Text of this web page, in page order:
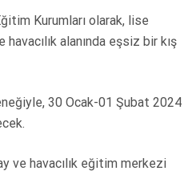
Kurumları olarak, lise
alanında eşsiz bir kış
30 Ocak-01 Şubat 2024
ve havacılık eğitim merkezi